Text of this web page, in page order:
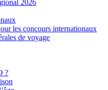
2026
les concours internationaux
de voyage
?